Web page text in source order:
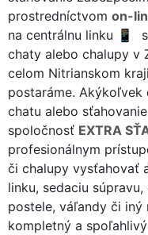
prostredníctvom on-
na centrálnu linku
chaty alebo chalupy v
celom Nitrianskom
postaráme. Akýkoľvek
chatu alebo
spoločnosť EXTRA
profesionálnym
či chalupy vysťahovať
linku, sedaciu
postele, váľandy či iný
kompletný a